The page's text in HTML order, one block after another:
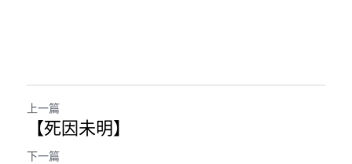
上一篇
【死因未明】
下一篇